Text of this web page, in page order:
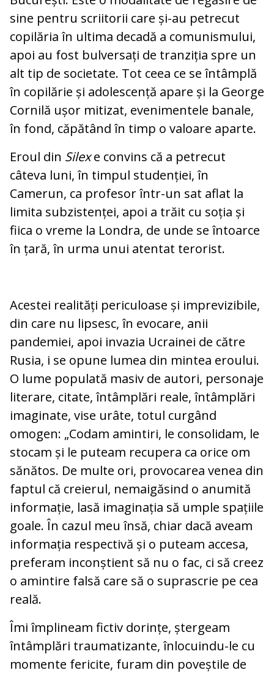
sine pentru scriitorii care și-au petrecut
copilăria în ultima decadă a comunismului,
apoi au fost bulversați de tranziția spre un
alt tip de societate. Tot ceea ce se întâmplă
în copilărie și adolescență apare și la George
Cornilă ușor mitizat, evenimentele banale,
în fond, căpătând în timp o valoare aparte.
Eroul din Silexe convins că a petrecut
câteva luni, în timpul studenției, în
Camerun, ca profesor într-un sat aflat la
limita subzistenței, apoi a trăit cu soția și
fiica o vreme la Londra, de unde se întoarce
în țară, în urma unui atentat terorist.
Acestei realități periculoase și imprevizibile,
din care nu lipsesc, în evocare, anii
pandemiei, apoi invazia Ucrainei de către
Rusia, i se opune lumea din mintea eroului.
O lume populată masiv de autori, personaje
literare, citate, întâmplări reale, întâmplări
imaginate, vise urâte, totul curgând
omogen: „Codam amintiri, le consolidam, le
stocam și le puteam recupera ca orice om
sănătos. De multe ori, provocarea venea din
faptul că creierul, nemaigăsind o anumită
informație, lasă imaginația să umple spațiile
goale. În cazul meu însă, chiar dacă aveam
informația respectivă și o puteam accesa,
preferam inconștient să nu o fac, ci să creez
o amintire falsă care să o suprascrie pe cea
reală.
Îmi împlineam fictiv dorințe, ștergeam
întâmplări traumatizante, înlocuindu-le cu
momente fericite, furam din poveștile de